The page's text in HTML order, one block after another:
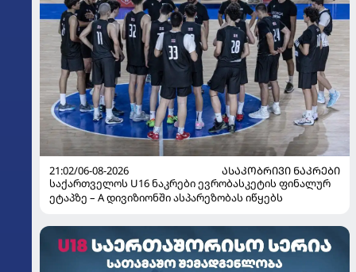
21:02/06-08-2026
ᲐᲡᲐᲙᲝᲑᲠᲘᲕᲘ ᲜᲐᲙᲠᲔᲑᲘ
საქართველოს U16 ნაკრები ევრობასკეტის ფინალურ
ეტაპზე – A დივიზიონში ასპარეზობას იწყებს